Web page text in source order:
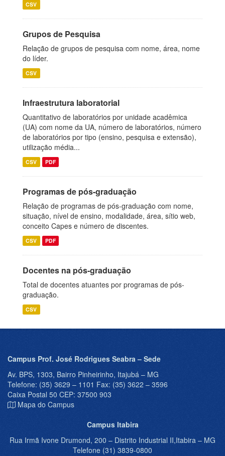
CSV
Grupos de Pesquisa
Relação de grupos de pesquisa com nome, área, nome
do líder.
CSV
Infraestrutura laboratorial
Quantitativo de laboratórios por unidade acadêmica
(UA) com nome da UA, número de laboratórios, número
de laboratórios por tipo (ensino, pesquisa e extensão),
utilização média...
CSV PDF
Programas de pós-graduação
Relação de programas de pós-graduação com nome,
situação, nível de ensino, modalidade, área, sítio web,
conceito Capes e número de discentes.
CSV PDF
Docentes na pós-graduação
Total de docentes atuantes por programas de pós-
graduação.
CSV
Campus Prof. José Rodrigues Seabra – Sede
Av. BPS, 1303, Bairro Pinheirinho, Itajubá – MG
Telefone: (35) 3629 – 1101 Fax: (35) 3622 – 3596
Caixa Postal 50 CEP: 37500 903
Mapa do Campus
Campus Itabira
Rua Irmã Ivone Drumond, 200 – Distrito Industrial II,Itabira – MG
Telefone (31) 3839-0800